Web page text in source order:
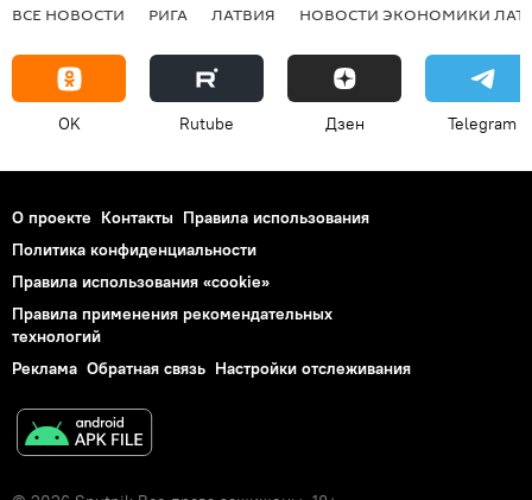
ВСЕ НОВОСТИ РИГА ЛАТВИЯ НОВОСТИ ЭКОНОМИКИ
OK Rutube Дзен Telegram
О проекте Контакты Правила использования
Политика конфиденциальности
Правила использования «cookie»
Правила применения рекомендательных
технологий
Реклама Обратная связь Настройки отслеживания